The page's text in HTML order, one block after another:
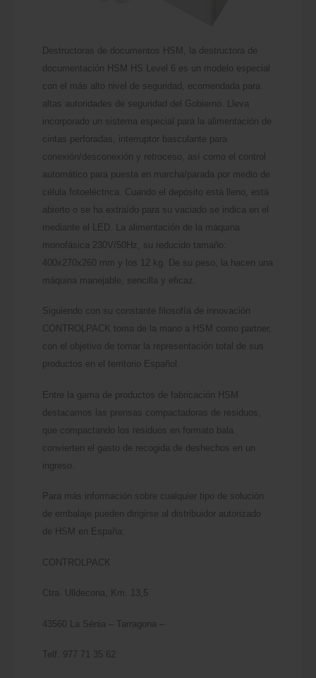
Destructoras de documentos HSM, la destructora de
documentación HSM HS Level 6 es un modelo especial
con el más alto nivel de seguridad, ecomendada para
altas autoridades de seguridad del Gobierno. Lleva
incorporado un sistema especial para la alimentación de
cintas perforadas, interruptor basculante para
conexión/desconexión y retroceso, así como el control
automático para puesta en marcha/parada por medio de
célula fotoeléctrica. Cuando el depósito está lleno, está
abierto o se ha extraído para su vaciado se indica en el
mediante el LED. La alimentación de la máquina
monofásica 230V/50Hz, su reducido tamaño:
400x270x260 mm y los 12 kg. De su peso, la hacen una
máquina manejable, sencilla y eficaz.
Siguiendo con su constante filosofía de innovación
CONTROLPACK toma de la mano a HSM como partner,
con el objetivo de tomar la representación total de sus
productos en el territorio Español.
Entre la gama de productos de fabricación HSM
destacamos las prensas compactadoras de residuos,
que compactando los residuos en formato bala
convierten el gasto de recogida de deshechos en un
ingreso.
Para más información sobre cualquier tipo de solución
de embalaje pueden dirigirse al distribuidor autorizado
de HSM en España:
CONTROLPACK
Ctra. Ulldecona, Km. 13,5
43560 La Sénia – Tarragona –
Telf. 977 71 35 62